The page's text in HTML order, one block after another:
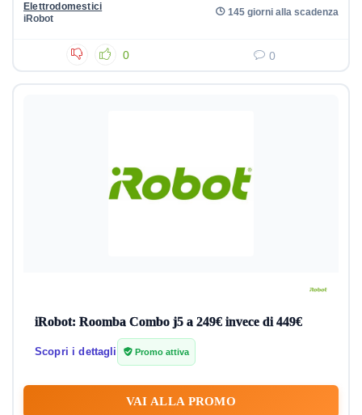
Elettrodomestici
iRobot
145 giorni alla scadenza
0 0
iRobot: Roomba Combo j5 a 249€ invece di 449€
Scopri i dettagli Promo attiva
VAI ALLA PROMO